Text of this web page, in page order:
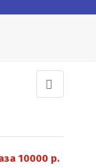
10000 р.